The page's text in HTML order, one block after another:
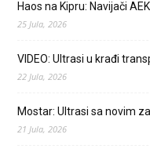
Haos na Kipru: Navijači
25 Jula, 2026
VIDEO: Ultrasi u krađi
22 Jula, 2026
Mostar: Ultrasi sa novim
21 Jula, 2026